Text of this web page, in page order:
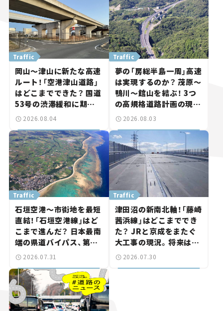
Traffic
岡山～津山に新たな高速
ルート！「空港津山道路」
はどこまでできた？ 国道
53号の渋滞緩和に期待。
岡山市側でも動きが【い
2026.08.04
Traffic
夢の「房総半島一周」高速
は実現するのか？ 茂原～
鴨川～館山を結ぶ！ 3つ
の高規格道路計画の現
状。「館山鴨川道路」で検
路計画】
2026.08.03
Traffic
石垣空港～市街地を最短
直結！「石垣空港線」はど
こまで進んだ？ 日本最南
端の県道バイパス、第2
工区も延伸開通 【いま気
2026.07.31
Traffic
津田沼の新南北軸！「藤崎
茜浜線」はどこまででき
た？ JRと京成をまたぐ
大工事の現況。将来は
「習志野～鎌ケ谷」を最短
2026.07.30